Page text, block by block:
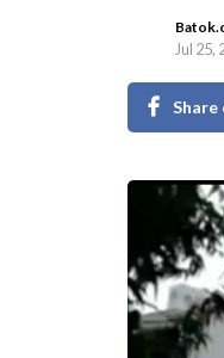
Jul 25,
Share